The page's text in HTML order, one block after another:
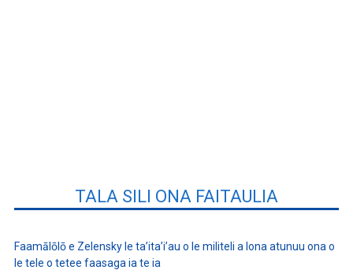
TALA SILI ONA FAITAULIA
Faamālōlō e Zelensky le ta’ita’i’au o le militeli a lona atunuu ona o
le tele o tetee faasaga ia te ia